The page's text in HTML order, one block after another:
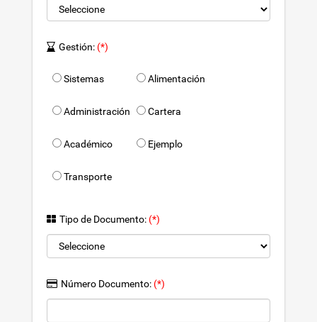
Gestión: (*)
Sistemas Alimentación
Administración Cartera
Académico Ejemplo
Transporte
Tipo de Documento: (*)
Número Documento: (*)